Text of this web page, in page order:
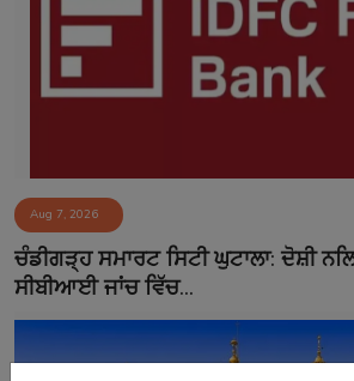
Aug 7, 2026
ਚੰਡੀਗੜ੍ਹ ਸਮਾਰਟ ਸਿਟੀ ਘੁਟਾਲਾ: ਦੋਸ਼ੀ
ਸੀਬੀਆਈ ਜਾਂਚ ਵਿੱਚ...